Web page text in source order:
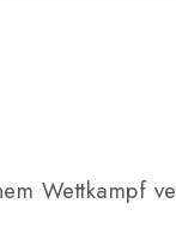
Wettkampf